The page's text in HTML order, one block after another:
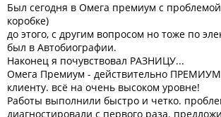
Был сегодня в Омега премиум с
коробке)
до этого, с другим вопросом но тоже по
был в Автобиографии.
Наконец я почувствовал РАЗНИЦУ...
Омега Премиум - действительно
клиенту. всё на очень высоком уровне!
Работы выполнили быстро и четко.
диагностировали с первого раза.